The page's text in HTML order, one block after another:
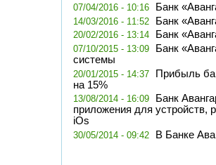
07/04/2016 - 10:16 Банк
14/03/2016 - 11:52 Банк
20/02/2016 - 13:14 Банк
07/10/2015 - 13:09
Банк
системы
20/01/2015 - 14:37
Прибыль
на 15%
13/08/2014 - 16:09
Банк
приложения для устройств,
iOs
30/05/2014 - 09:42 В Банке